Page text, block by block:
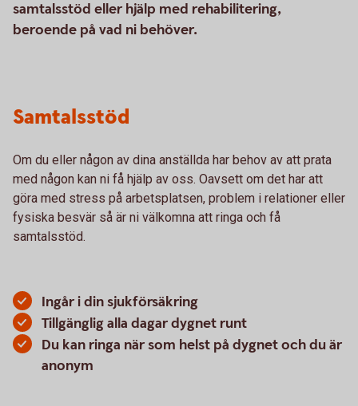
samtalsstöd eller hjälp med rehabilitering,
beroende på vad ni behöver.
Samtalsstöd
Om du eller någon av dina anställda har behov av att prata
med någon kan ni få hjälp av oss. Oavsett om det har att
göra med stress på arbetsplatsen, problem i relationer eller
fysiska besvär så är ni välkomna att ringa och få
samtalsstöd.
Ingår i din sjukförsäkring
Tillgänglig alla dagar dygnet runt
Du kan ringa när som helst på dygnet och du är
anonym